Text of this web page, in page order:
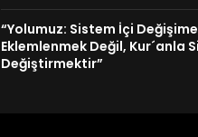
“Yolumuz: Sistem İçi Değişime
Eklemlenmek Değil, Kur´anla
Değiştirmektir”